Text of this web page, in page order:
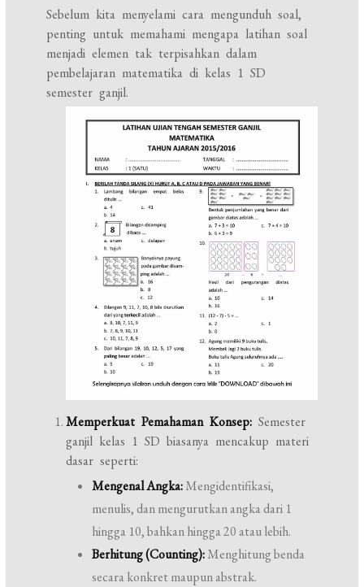
Sebelum kita menyelami cara mengunduh soal,
penting untuk memahami mengapa latihan soal
menjadi elemen tak terpisahkan dalam
pembelajaran matematika di kelas 1 SD
semester ganjil.
Memperkuat Pemahaman Konsep: Semester
ganjil kelas 1 SD biasanya mencakup materi
dasar seperti:
Mengenal Angka:Mengidentifikasi,
menulis, dan mengurutkan angka dari 1
hingga 10, bahkan hingga 20 atau lebih.
Berhitung (Counting):Menghitung benda
secara konkret maupun abstrak.